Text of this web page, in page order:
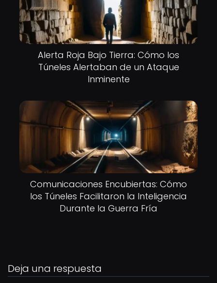
Alerta Roja Bajo Tierra: Cómo los
Túneles Alertaban de un Ataque
Inminente
Comunicaciones Encubiertas: Cómo
los Túneles Facilitaron la Inteligencia
Durante la Guerra Fría
Deja una respuesta